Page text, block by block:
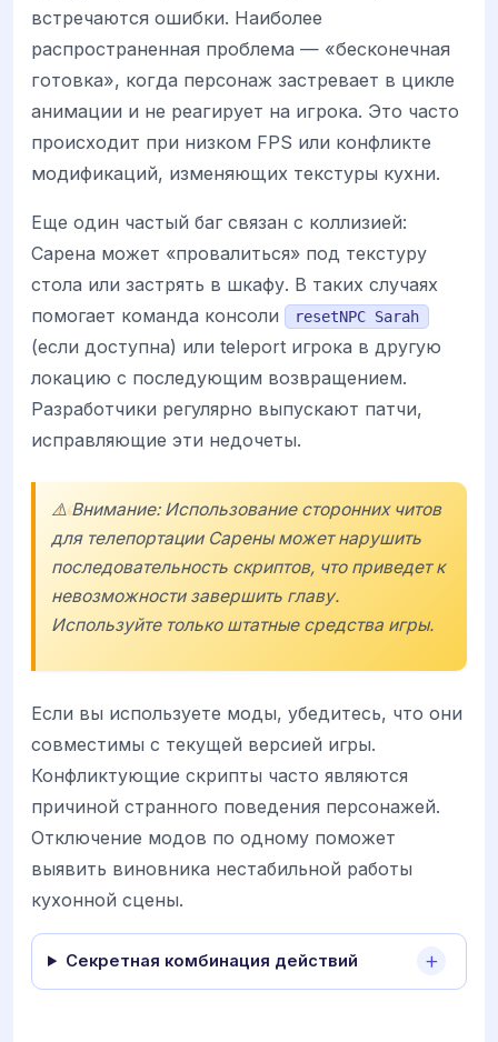
встречаются ошибки. Наиболее
распространенная проблема — «бесконечная
готовка», когда персонаж застревает в цикле
анимации и не реагирует на игрока. Это часто
происходит при низком FPS или конфликте
модификаций, изменяющих текстуры кухни.
Еще один частый баг связан с коллизией:
Сарена может «провалиться» под текстуру
стола или застрять в шкафу. В таких случаях
помогает команда консоли
resetNPC Sarah
(если доступна) или teleport игрока в другую
локацию с последующим возвращением.
Разработчики регулярно выпускают патчи,
исправляющие эти недочеты.
⚠️ Внимание: Использование сторонних читов
для телепортации Сарены может нарушить
последовательность скриптов, что приведет к
невозможности завершить главу.
Используйте только штатные средства игры.
Если вы используете моды, убедитесь, что они
совместимы с текущей версией игры.
Конфликтующие скрипты часто являются
причиной странного поведения персонажей.
Отключение модов по одному поможет
выявить виновника нестабильной работы
кухонной сцены.
Секретная комбинация действий